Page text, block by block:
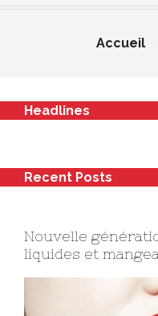
Accueil
Headlines
Recent Posts
Nouvelle
liquides et